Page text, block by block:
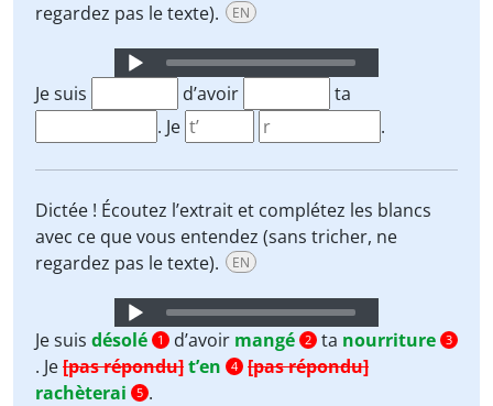
regardez pas le texte).
EN
Audio
Je suis d’avoir
ta
. Je
.
Dictée ! Écoutez l’extrait et complétez les blancs
avec ce que vous entendez (sans tricher, ne
regardez pas le texte).
EN
Audio
Player
Je suis désolé 1 d’avoir mangé 2 ta nourriture 3
. Je[pas répondu]t’en 4 [pas répondu]
rachèterai
5 .